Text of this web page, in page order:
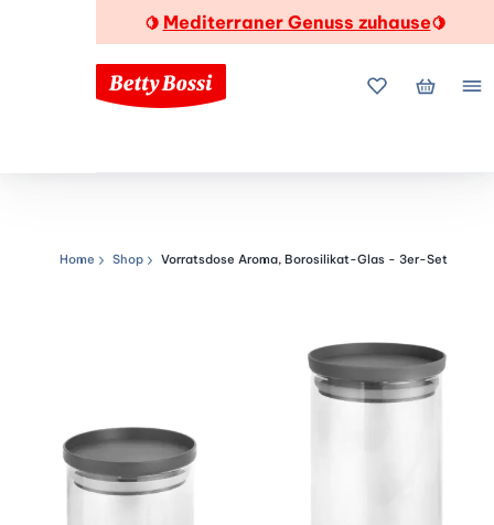
🍋 Mediterraner Genuss zuhause🍋
MeineMein
Navigationspfad
Home Shop Vorratsdose Aroma, Borosilikat-Glas - 3er-Set